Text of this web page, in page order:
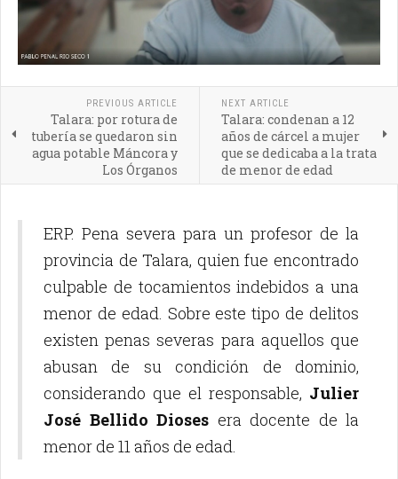
PREVIOUS ARTICLE
Talara: por rotura de
tubería se quedaron sin
agua potable Máncora y
Los Órganos
NEXT ARTICLE
Talara: condenan a 12
años de cárcel a mujer
que se dedicaba a la trata
de menor de edad
ERP. Pena severa para un profesor de la
provincia de Talara, quien fue encontrado
culpable de tocamientos indebidos a una
menor de edad. Sobre este tipo de delitos
existen penas severas para aquellos que
abusan de su condición de dominio,
considerando que el responsable, Julier
José Bellido Dioses era docente de la
menor de 11 años de edad.